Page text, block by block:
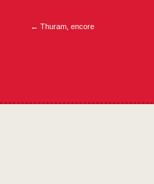
← Thuram, encore